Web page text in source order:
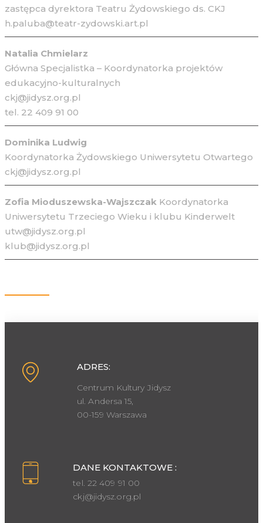
zastępca dyrektora Teatru Żydowskiego ds. CKJ
h.paluba@teatr-zydowski.art.pl
Natalia Chmielarz
Główna Specjalistka – Koordynatorka projektów
edukacyjno-kulturalnych
ckj@jidysz.org.pl
tel. 22 409 91 00
Dominika Ludwig
Koordynatorka Żydowskiego Uniwersytetu Otwartego
ckj@jidysz.org.pl
Zofia Mioduszewska-Wajszczak Koordynatorka
Uniwersytetu Trzeciego Wieku i klubu Kinderwelt
utw@jidysz.org.pl
klub@jidysz.org.pl
ADRES:
Centrum Kultury Jidysz
ul. Andersa 15,
00-159 Warszawa
DANE KONTAKTOWE :
tel. 22 409 91 00
ckj@jidysz.org.pl